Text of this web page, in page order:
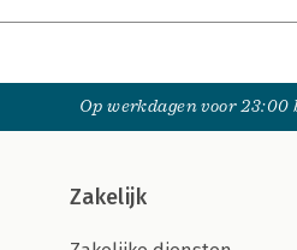
Op werkdagen voor
Zakelijk